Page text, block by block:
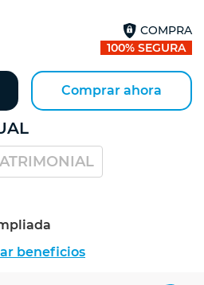
COMPRA
100% SEGURA
Comprar ahora
beneficios